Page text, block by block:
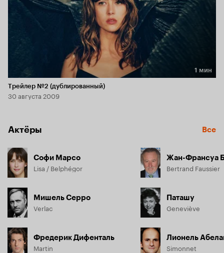
Длительность 1 мин
1 мин
Трейлер №2 (дублированный)
30 августа 2009
Актёры Все
Софи Марсо
Lisa / Belphégor
Мишель Серро
Verlac
Фредерик Дифенталь
Martin
Жан-Франсуа
Bertrand Faussier
Паташу
Geneviève
Лионель
Simonnet